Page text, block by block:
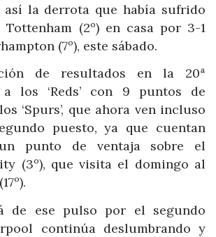
así la derrota que había sufrido
(2º) en casa por 3-1
(7º), este sábado.
de resultados en la 20ª
los ‘Reds’ con 9 puntos de
‘Spurs’, que ahora ven incluso
puesto, ya que cuentan
punto de ventaja sobre el
(3º), que visita el domingo al
de ese pulso por el segundo
continúa deslumbrando y